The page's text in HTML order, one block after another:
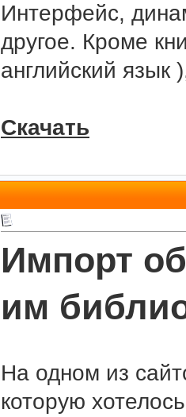
Интерфейс,
другое. Кроме
английский
Скачать
Импорт
им
На одном из
которую